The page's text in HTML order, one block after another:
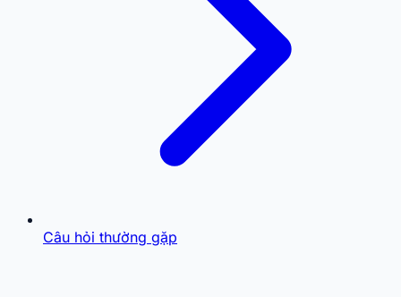
Câu hỏi thường gặp